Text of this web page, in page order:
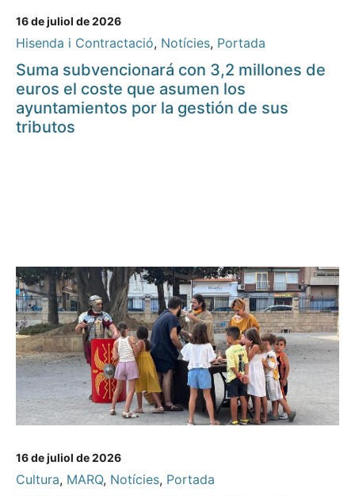
16 de juliol de 2026
Hisenda i Contractació, Notícies, Portada
Suma subvencionará con 3,2 millones de
euros el coste que asumen los
ayuntamientos por la gestión de sus
tributos
16 de juliol de 2026
Cultura, MARQ, Notícies, Portada